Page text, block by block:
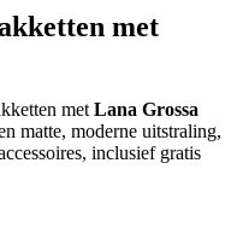
met
metLana Grossa
matte, moderne uitstraling,
inclusief gratis